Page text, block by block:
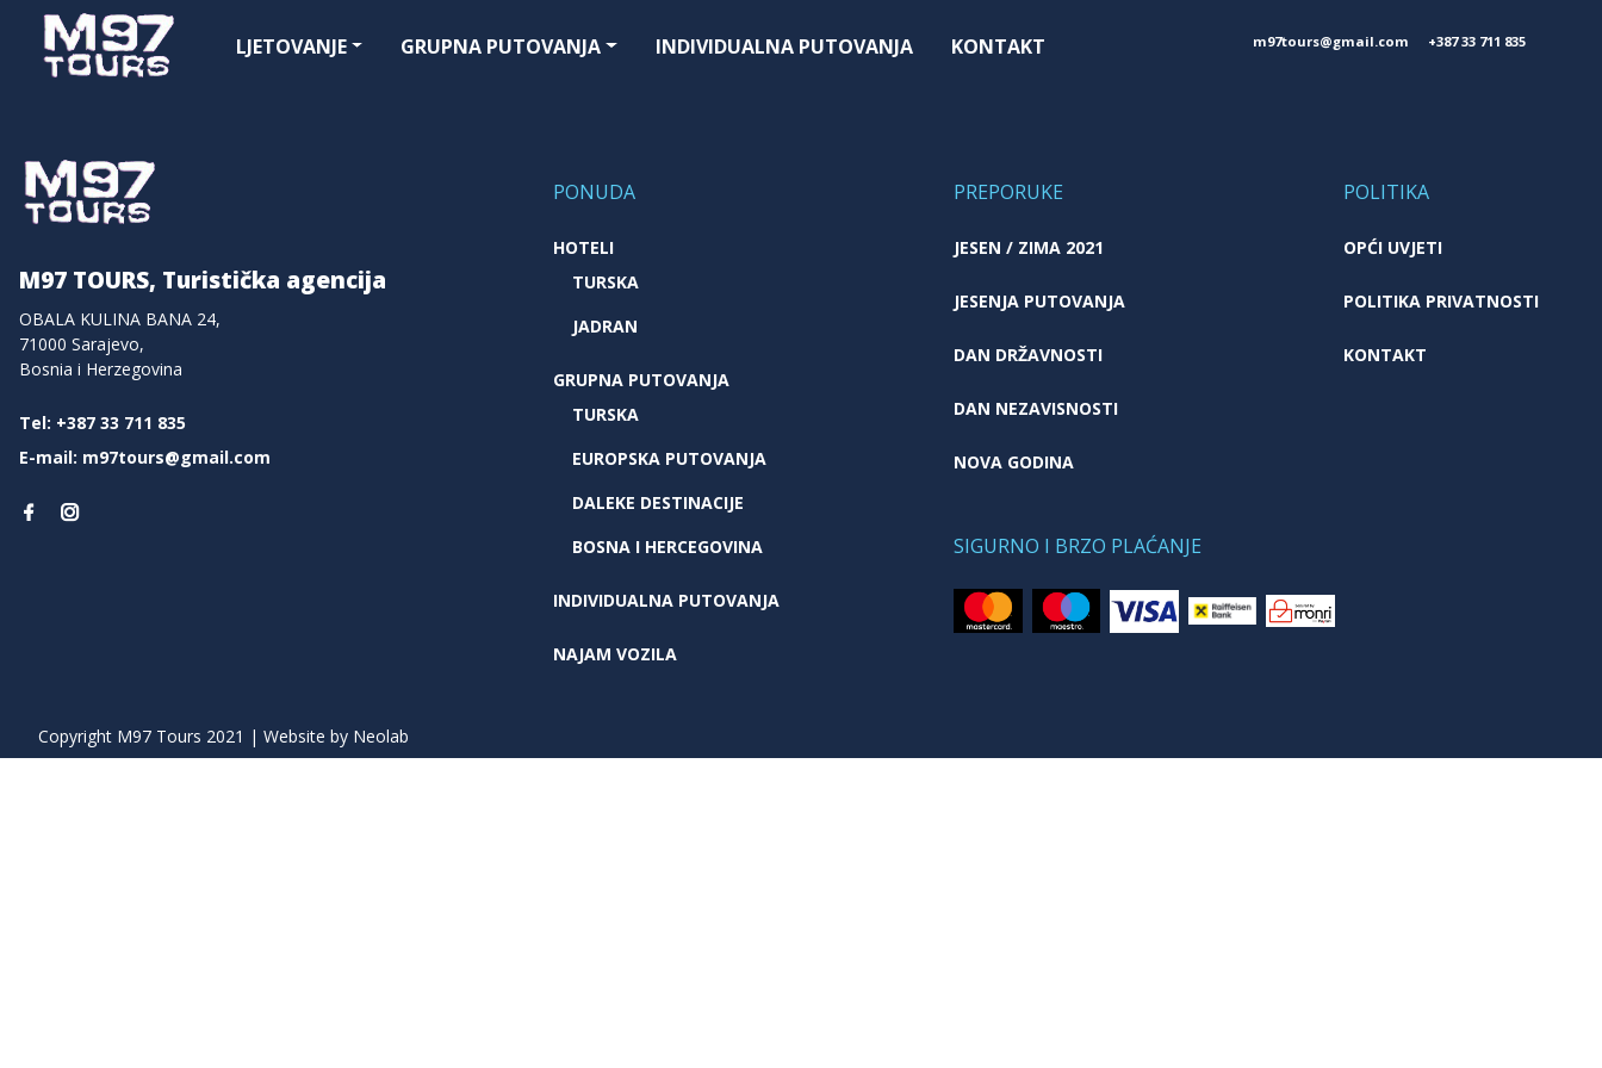
LJETOVANJE GRUPNA PUTOVANJA INDIVIDUALNA PUTOVANJA KONTAKT m97tours@gmail.com +387 33 711 835
M97 TOURS, Turistička agencija
OBALA KULINA BANA 24,
71000 Sarajevo,
Bosnia i Herzegovina
Tel: +387 33 711 835
E-mail: m97tours@gmail.com
PONUDA
HOTELI
TURSKA
JADRAN
GRUPNA PUTOVANJA
TURSKA
EUROPSKA PUTOVANJA
DALEKE DESTINACIJE
BOSNA I HERCEGOVINA
INDIVIDUALNA PUTOVANJA
NAJAM VOZILA
PREPORUKE
JESEN / ZIMA 2021
JESENJA PUTOVANJA
DAN DRŽAVNOSTI
DAN NEZAVISNOSTI
NOVA GODINA
POLITIKA
OPĆI UVJETI
POLITIKA PRIVATNOSTI
KONTAKT
SIGURNO I BRZO PLAĆANJE
Copyright M97 Tours 2021 | Website by Neolab